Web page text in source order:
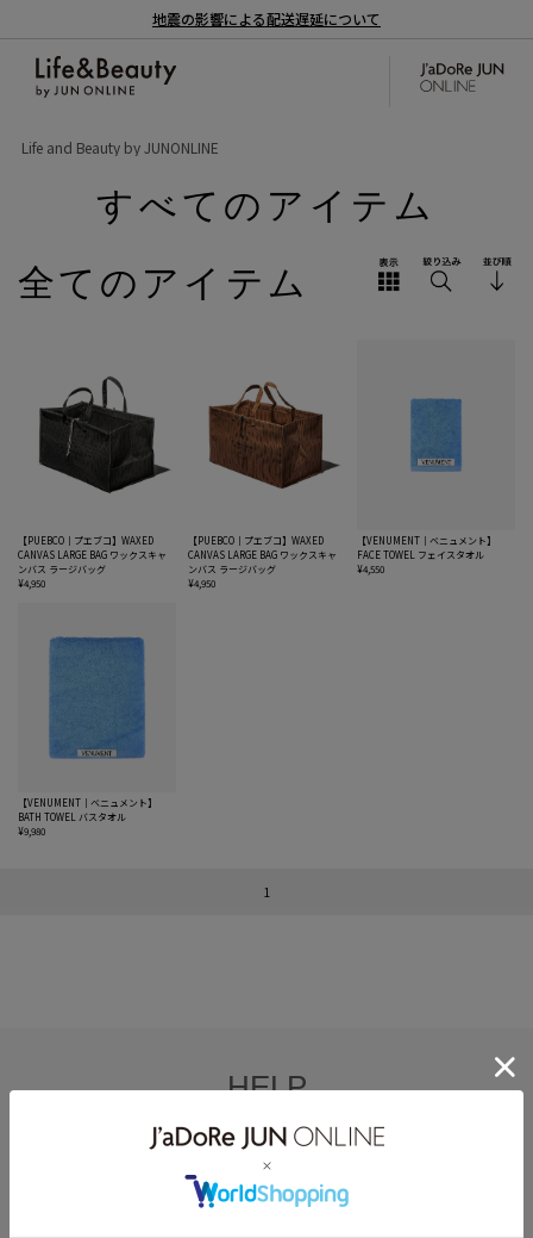
地震の影響による配送遅延について
Life and Beauty by JUNONLINE
すべてのアイテム
全てのアイテム
【PUEBCO｜プエブコ】WAXED
CANVAS LARGE BAG ワックスキャ
ンバス ラージバッグ
¥4,950
【PUEBCO｜プエブコ】WAXED
CANVAS LARGE BAG ワックスキャ
ンバス ラージバッグ
¥4,950
【VENUMENT｜ベニュメント】
FACE TOWEL フェイスタオル
¥4,550
【VENUMENT｜ベニュメント】
BATH TOWEL バスタオル
¥9,980
1
HELP
何かお困りですか？